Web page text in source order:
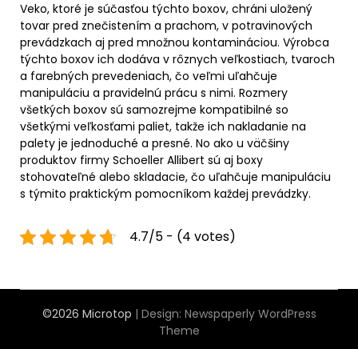
Veko, ktoré je súčasťou týchto boxov, chráni uložený
tovar pred znečistením a prachom, v potravinových
prevádzkach aj pred množnou kontamináciou. Výrobca
týchto boxov ich dodáva v rôznych veľkostiach, tvaroch
a farebných prevedeniach, čo veľmi uľahčuje
manipuláciu a pravidelnú prácu s nimi. Rozmery
všetkých boxov sú samozrejme kompatibilné so
všetkými veľkosťami paliet, takže ich nakladanie na
palety je jednoduché a presné. No ako u väčšiny
produktov firmy Schoeller Allibert sú aj boxy
stohovateľné alebo skladacie, čo uľahčuje manipuláciu
s týmito praktickým pomocníkom každej prevádzky.
4.7/5 - (4 votes)
©2026 Microtop | Design: Newspaperly WordPress
Theme